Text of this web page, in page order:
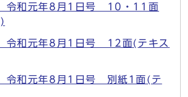
令和元年8月1日号 10・11面
令和元年8月1日号 12面(テキス
令和元年8月1日号 別紙1面(テ